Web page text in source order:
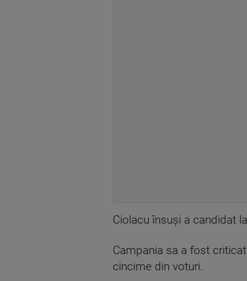
Ciolacu însuşi a candidat
Campania sa a fost
cincime din voturi.